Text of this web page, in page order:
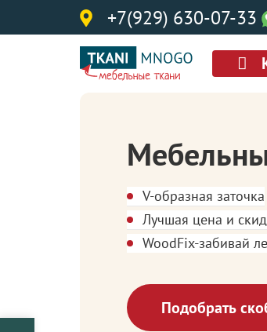
+7(929) 630-07-33
V-образная заточка
Лучшая цена и
WoodFix-забивай
Подобрать